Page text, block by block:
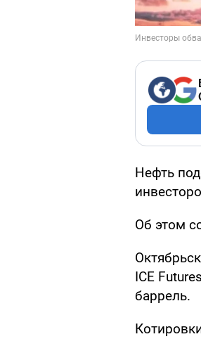
Нефть
Об этом
ICE
баррель.